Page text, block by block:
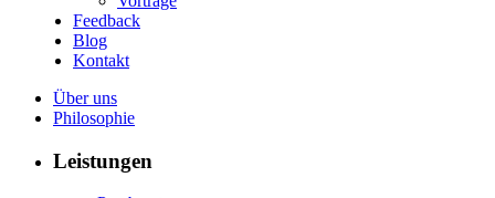
Feedback
Blog
Kontakt
Über uns
Philosophie
Leistungen